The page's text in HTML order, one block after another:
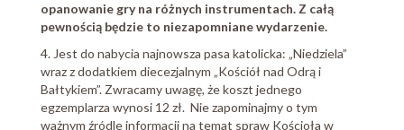
opanowanie gry na różnych instrumentach. Z całą
pewnością będzie to niezapomniane wydarzenie.
4. Jest do nabycia najnowsza pasa katolicka: „Niedziela”
wraz z dodatkiem diecezjalnym „Kościół nad Odrą i
Bałtykiem”. Zwracamy uwagę, że koszt jednego
egzemplarza wynosi 12 zł. Nie zapominajmy o tym
ważnym źródle informacji na temat spraw Kościoła w